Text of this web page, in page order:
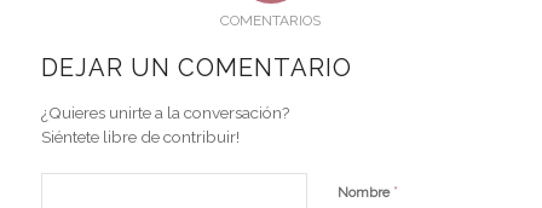
COMENTARIOS
DEJAR UN COMENTARIO
¿Quieres unirte a la conversación?
Siéntete libre de contribuir!
Nombre *